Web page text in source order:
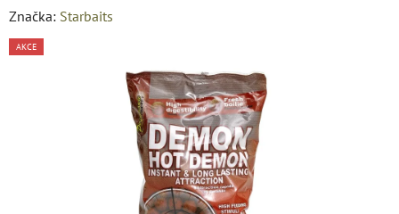
Značka: Starbaits
AKCE